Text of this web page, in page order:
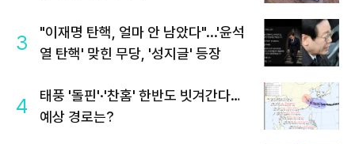
3
"이재명 탄핵, 얼마 안 남았다"...'윤석
열 탄핵' 맞힌 무당, '성지글' 등장
4
태풍 '돌핀'·'찬홈' 한반도 빗겨간다…
예상 경로는?